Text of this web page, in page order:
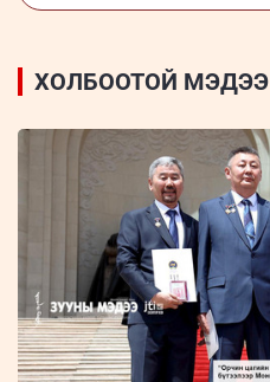
ХОЛБООТОЙ МЭДЭЭ